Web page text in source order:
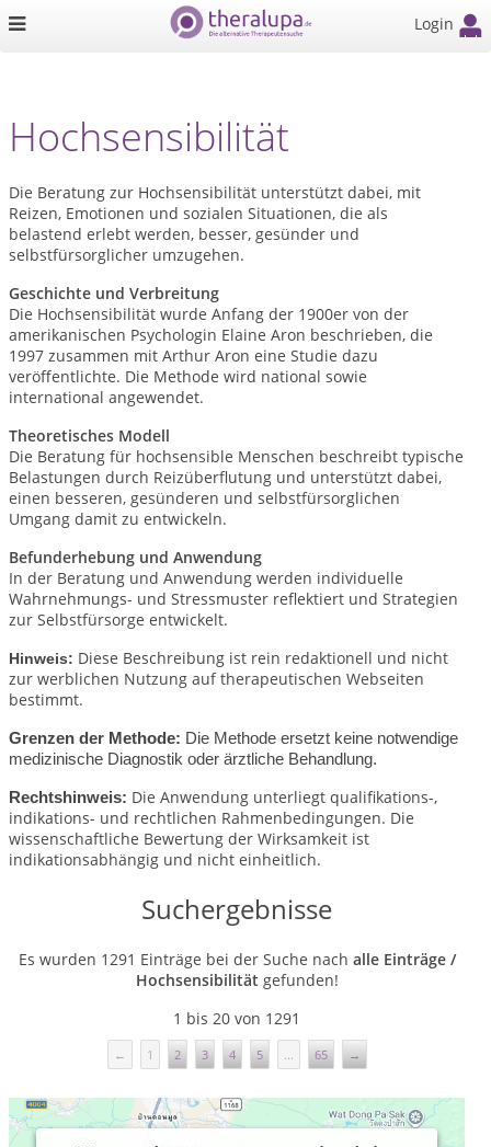
Login
Hochsensibilität
Die Beratung zur Hochsensibilität unterstützt dabei, mit
Reizen, Emotionen und sozialen Situationen, die als
belastend erlebt werden, besser, gesünder und
selbstfürsorglicher umzugehen.
Geschichte und Verbreitung
Die Hochsensibilität wurde Anfang der 1900er von der
amerikanischen Psychologin Elaine Aron beschrieben, die
1997 zusammen mit Arthur Aron eine Studie dazu
veröffentlichte. Die Methode wird national sowie
international angewendet.
Theoretisches Modell
Die Beratung für hochsensible Menschen beschreibt typische
Belastungen durch Reizüberflutung und unterstützt dabei,
einen besseren, gesünderen und selbstfürsorglichen
Umgang damit zu entwickeln.
Befunderhebung und Anwendung
In der Beratung und Anwendung werden individuelle
Wahrnehmungs- und Stressmuster reflektiert und Strategien
zur Selbstfürsorge entwickelt.
Hinweis: Diese Beschreibung ist rein redaktionell und nicht
zur werblichen Nutzung auf therapeutischen Webseiten
bestimmt.
Grenzen der Methode: Die Methode ersetzt keine notwendige
medizinische Diagnostik oder ärztliche Behandlung.
Rechtshinweis: Die Anwendung unterliegt qualifikations-,
indikations- und rechtlichen Rahmenbedingungen. Die
wissenschaftliche Bewertung der Wirksamkeit ist
indikationsabhängig und nicht einheitlich.
Suchergebnisse
Es wurden 1291 Einträge bei der Suche nach alle Einträge /
Hochsensibilität gefunden!
1 bis 20 von 1291
← 1 2 3 4 5 ... 65 →